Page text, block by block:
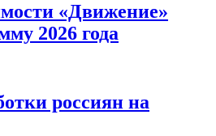
«Движение»
2026 года
россиян на